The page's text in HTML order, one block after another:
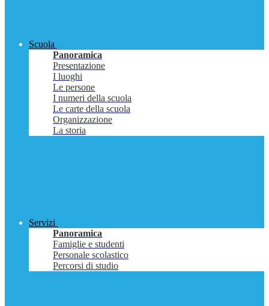
Scuola
Panoramica
Presentazione
I luoghi
Le persone
I numeri della scuola
Le carte della scuola
Organizzazione
La storia
Servizi
Panoramica
Famiglie e studenti
Personale scolastico
Percorsi di studio